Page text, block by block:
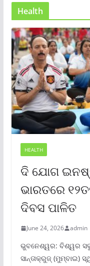
Health
HEALTH
ଦି ଯୋଗ
ଭାରତରେ
ଦିବସ ପାଳିତ
June 24, 2026 admin
ଭୁବନେଶ୍ୱର: ବିଶ୍ୱର
ସାନ୍ତାକ୍ରୁଜ୍ (ମୁମ୍ବାଇ)